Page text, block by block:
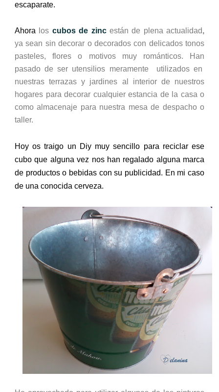
escaparate.
Ahora los cubos de zincestán de plena actualidad,
ya sean sin decorar o decorados con delicados tonos
pasteles, flores o motivos muy románticos.
Han
pasadode ser utensilios meramente utilizados en
nuestras terrazas y jardines al interior de nuestros
hogares para decorar cualquier estancia de la casa o
como almacenaje para nuestra mesa de despacho o
taller.
Hoy os traigo un Diy muy sencillo para reciclar ese
cubo que alguna vez nos han regalado alguna marca
de productos o bebidas con su publicidad. En mi caso
de una conocida cerveza.